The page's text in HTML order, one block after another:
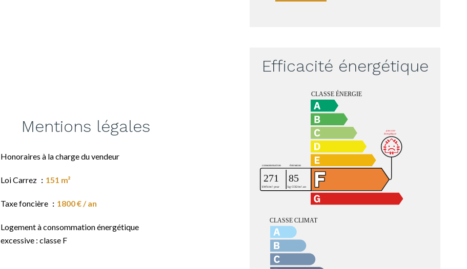
Mentions légales
Honoraires à la charge du vendeur
Loi Carrez 151 m²
Taxe foncière 1800 € / an
Logement à consommation énergétique
excessive : classe F
Efficacité énergétique